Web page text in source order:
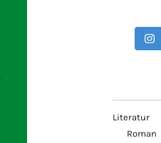
Literatur
Roman